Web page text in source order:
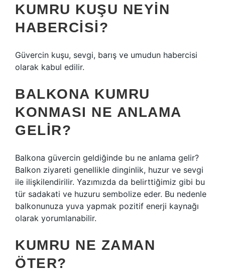
KUMRU KUŞU NEYIN
HABERCISI?
Güvercin kuşu, sevgi, barış ve umudun habercisi
olarak kabul edilir.
BALKONA KUMRU
KONMASI NE ANLAMA
GELIR?
Balkona güvercin geldiğinde bu ne anlama gelir?
Balkon ziyareti genellikle dinginlik, huzur ve sevgi
ile ilişkilendirilir. Yazımızda da belirttiğimiz gibi bu
tür sadakati ve huzuru sembolize eder. Bu nedenle
balkonunuza yuva yapmak pozitif enerji kaynağı
olarak yorumlanabilir.
KUMRU NE ZAMAN
ÖTER?